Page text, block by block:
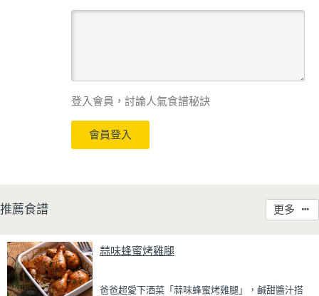
登入會員，討論人氣食譜秘訣
會員登入
推薦食譜 更多
蒜味蜂蜜烤雞腿
爸爸超愛下酒菜「蒜味蜂蜜烤雞腿」，鹹甜醬汁搭